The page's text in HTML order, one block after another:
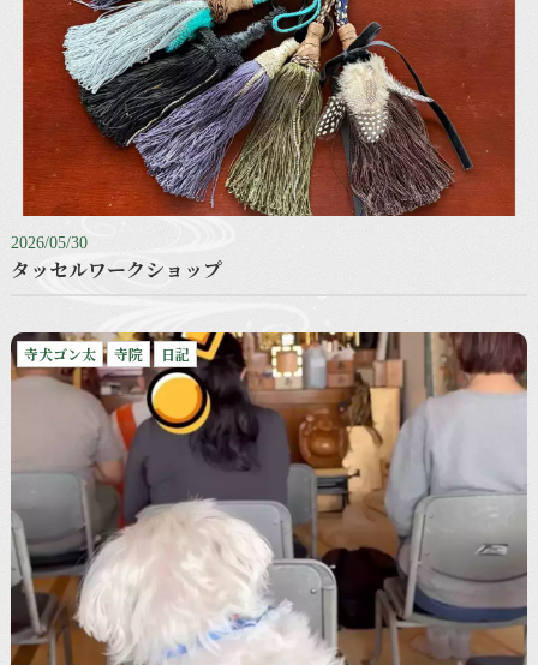
2026/05/30
タッセルワークショップ
寺犬ゴン太 寺院 日記